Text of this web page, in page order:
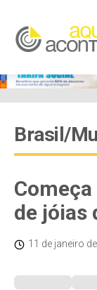
Brasil/
de jóias
11 de janeiro